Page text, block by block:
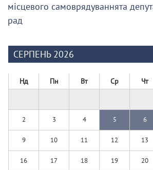
місцевого самоврядуваннята
рад
СЕРПЕНЬ 2026
Нд Пн Вт Ср Чт
2 3 4 5 6
9 10 11 12 13
16 17 18 19 20